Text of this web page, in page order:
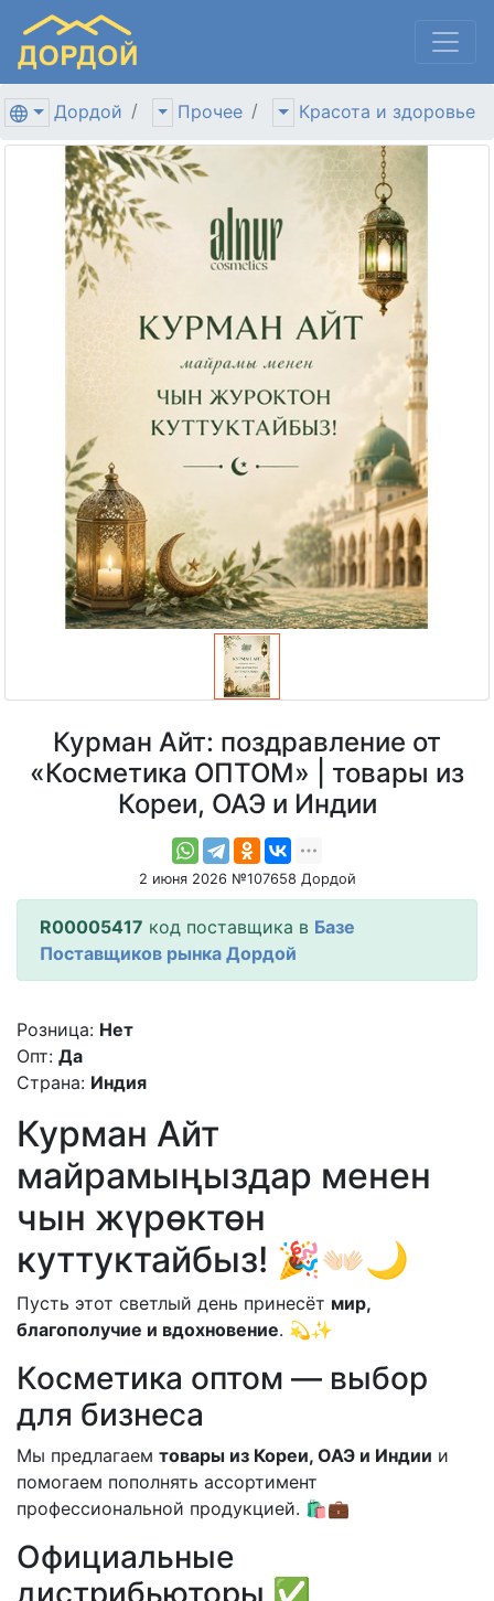
Дордой Прочее Красота и здоровье
Курман Айт: поздравление от
«Косметика ОПТОМ» | товары из
Кореи, ОАЭ и Индии
2 июня 2026 №107658 Дордой
R00005417 код поставщика в Базе
Поставщиков рынка Дордой
Розница: Нет
Опт: Да
Страна: Индия
Курман Айт
майрамыңыздар менен
чын жүрөктөн
куттуктайбыз! 🎉👐🏻🌙
Пусть этот светлый день принесёт мир,
благополучие и вдохновение. 💫✨
Косметика оптом — выбор
для бизнеса
Мы предлагаем товары из Кореи, ОАЭ и Индии и
помогаем пополнять ассортимент
профессиональной продукцией. 🛍️💼
Официальные
дистрибьюторы ✅